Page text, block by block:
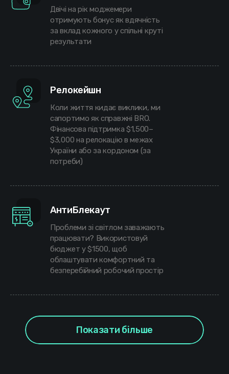
Двічі на рік моджемери
отримують бонус як вдячність
за вклад кожного у спільні круті
результати
Релокейшн
Коли життя кидає виклики, ми
сапортимо як справжні BRO.
Фінансова підтримка $1,500–
$3,000 на релокацію в межах
України або за кордоном (за
потреби)
АнтиБлекаут
Проблеми зі світлом заважають
працювати? Використовуй
бюджет у $1500, щоб
облаштувати комфортний та
безперебійний робочий простір
Показати більше